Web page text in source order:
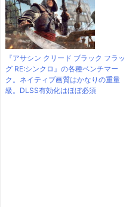
『アサシン クリード ブラック フラッ
グ RE:シンクロ』の各種ベンチマー
ク。ネイティブ画質はかなりの重量
級。DLSS有効化はほぼ必須